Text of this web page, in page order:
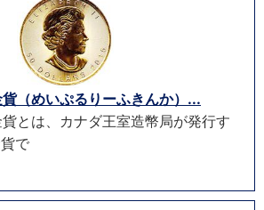
（めいぷるりーふきんか）...
とは、カナダ王室造幣局が発行す
で